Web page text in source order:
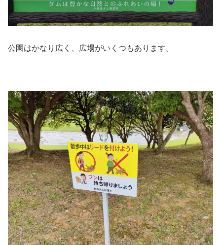
公園はかなり広く、広場がいくつもあります。